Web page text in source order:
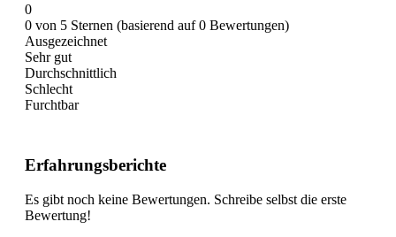
0
0 von 5 Sternen (basierend auf 0 Bewertungen)
Ausgezeichnet
Sehr gut
Durchschnittlich
Schlecht
Furchtbar
Erfahrungsberichte
Es gibt noch keine Bewertungen. Schreibe selbst die erste
Bewertung!